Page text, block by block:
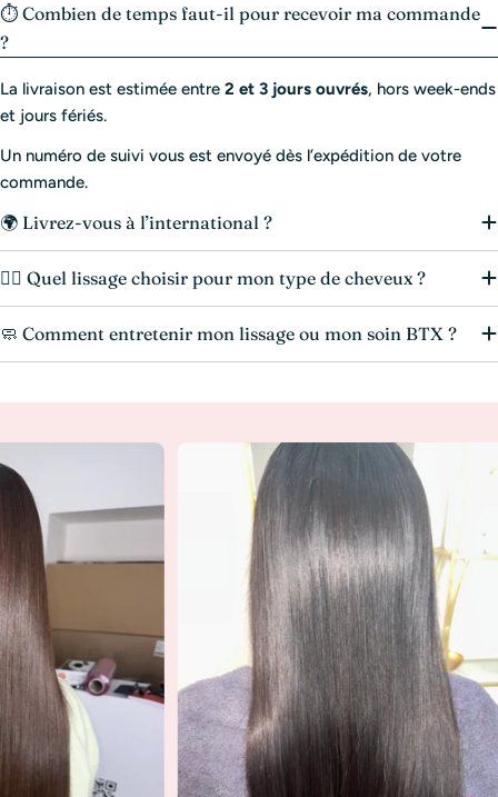
⏱️ Combien de temps faut-il pour recevoir ma commande
?
La livraison est estimée entre 2 et 3 jours ouvrés, hors week-ends
et jours fériés.
Un numéro de suivi vous est envoyé dès l’expédition de votre
commande.
🌍 Livrez-vous à l’international ?
💆‍♀️ Quel lissage choisir pour mon type de cheveux ?
🧼 Comment entretenir mon lissage ou mon soin BTX ?